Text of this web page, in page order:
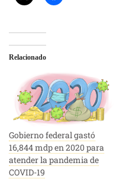
Relacionado
Gobierno federal gastó
16,844 mdp en 2020 para
atender la pandemia de
COVID-19